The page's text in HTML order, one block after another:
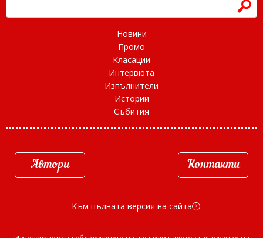
h
Новини
Промо
Класации
Интервюта
Изпълнители
Истории
Събития
Автори Контакти
Към пълната версия на сайта d